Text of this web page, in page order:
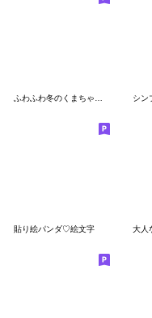
シン
貼り絵パンダ♡絵文字